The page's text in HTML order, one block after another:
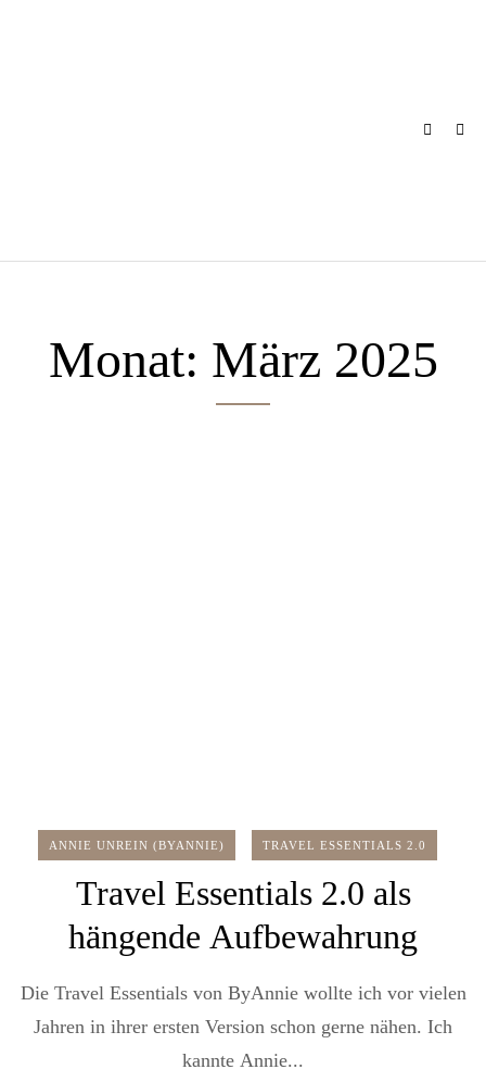
Monat: März 2025
ANNIE UNREIN (BYANNIE) TRAVEL ESSENTIALS 2.0
Travel Essentials 2.0 als
hängende Aufbewahrung
Die Travel Essentials von ByAnnie wollte ich vor vielen
Jahren in ihrer ersten Version schon gerne nähen. Ich
kannte Annie...